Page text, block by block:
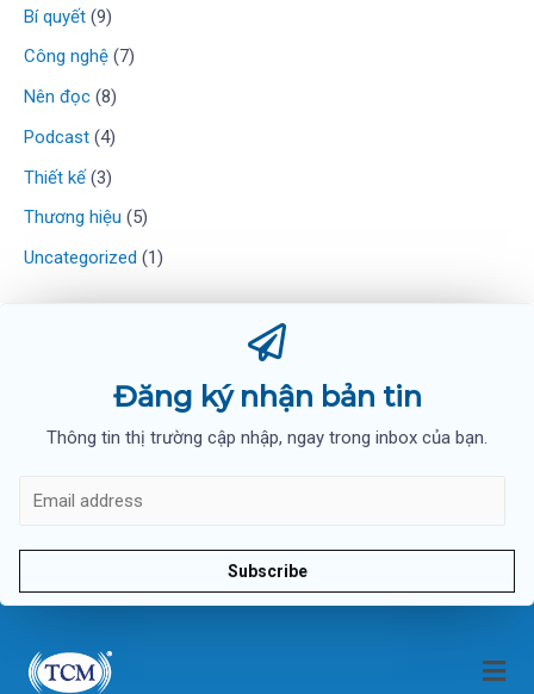
Bí quyết (9)
Công nghệ (7)
Nên đọc (8)
Podcast (4)
Thiết kế(3)
Thương hiệu (5)
Uncategorized (1)
Đăng ký nhận bản tin
Thông tin thị trường cập nhập, ngay trong inbox của bạn.
Subscribe